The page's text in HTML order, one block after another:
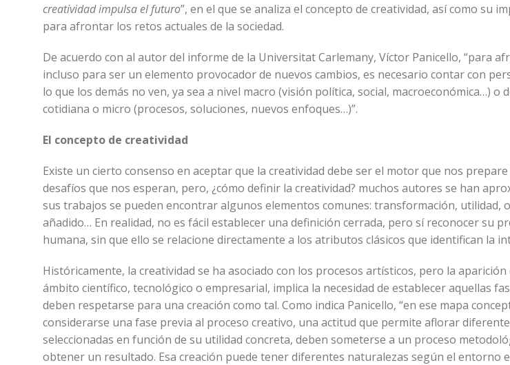
creatividad impulsa el futuro”, en el que se analiza el concepto de creatividad, así como su
para afrontar los retos actuales de la sociedad.
De acuerdo con al autor del informe de la Universitat Carlemany, Víctor Panicello, “para
incluso para ser un elemento provocador de nuevos cambios, es necesario contar con
lo que los demás no ven, ya sea a nivel macro (visión política, social, macroeconómica…) o
cotidiana o micro (procesos, soluciones, nuevos enfoques…)”.
El concepto de creatividad
Existe un cierto consenso en aceptar que la creatividad debe ser el motor que nos
desafíos que nos esperan, pero, ¿cómo definir la creatividad? muchos autores se han
sus trabajos se pueden encontrar algunos elementos comunes: transformación, utilidad,
añadido… En realidad, no es fácil establecer una definición cerrada, pero sí reconocer su
humana, sin que ello se relacione directamente a los atributos clásicos que identifican la
Históricamente, la creatividad se ha asociado con los procesos artísticos, pero la aparición
ámbito científico, tecnológico o empresarial, implica la necesidad de establecer aquellas
deben respetarse para una creación como tal. Como indica Panicello, “en ese mapa
considerarse una fase previa al proceso creativo, una actitud que permite aflorar
seleccionadas en función de su utilidad concreta, deben someterse a un proceso
obtener un resultado. Esa creación puede tener diferentes naturalezas según el entorno